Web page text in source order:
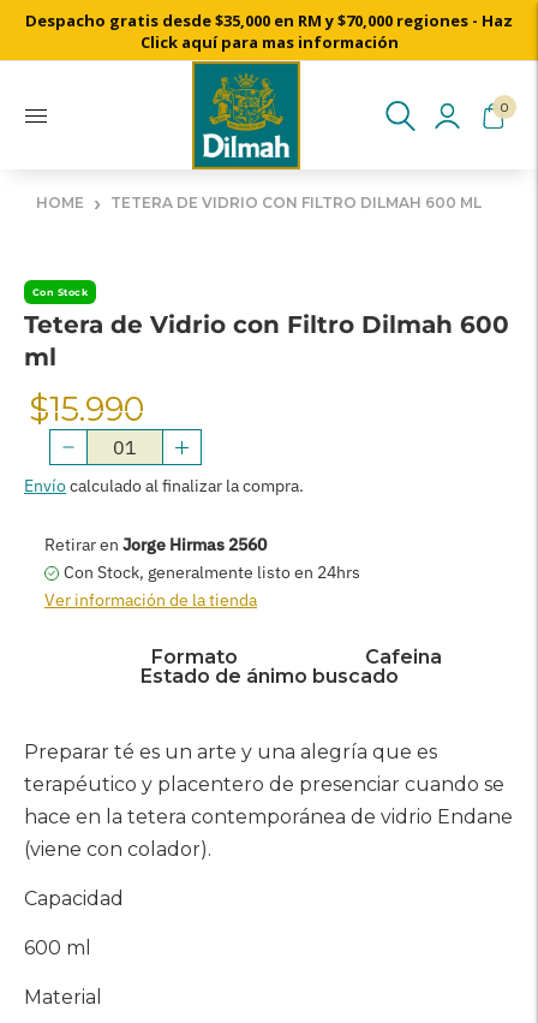
Cosechado a mano desde nuestros jardines de té de Ceylon
Despacho gratis desde $35,000 en RM y $70,000 regiones - Haz
Click aquí para mas información
0
HOME › TETERA DE VIDRIO CON FILTRO DILMAH 600 ML
Con Stock
Tetera de Vidrio con Filtro Dilmah 600
ml
Precio
Normal
$15.990
Envíocalculado al finalizar la compra.
AGREGAR AL CARRITO
Retirar en Jorge Hirmas 2560
Con Stock, generalmente listo en 24hrs
Ver información de la tienda
Formato
Cafeina
Estado de ánimo buscado
Preparar té es un arte y una alegría que es
terapéutico y placentero de presenciar cuando se
hace en la tetera contemporánea de vidrio Endane
(viene con colador).
Capacidad
600 ml
Material